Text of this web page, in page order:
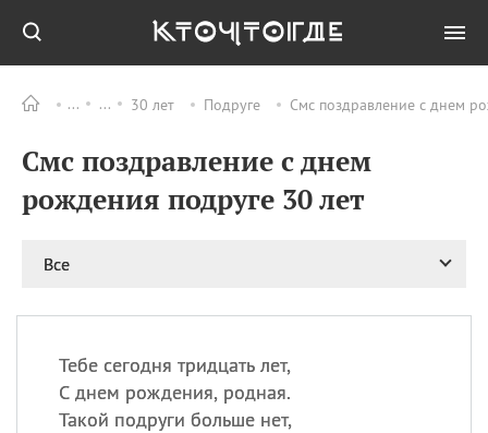
30 лет Подруге Смс поздравление с днем
Смс поздравление с днем
рождения подруге 30 лет
Все
Тебе сегодня тридцать лет,
С днем рождения, родная.
Такой подруги больше нет,
ПРАЗДНИКИ Все
09.08 День памяти жертв
атомной
бомбардировки
день
рисового пудинга
09.08 День Дымняшки
(Smokey Bear Day)